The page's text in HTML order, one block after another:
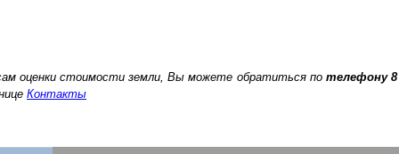
оценки стоимости земли, Вы можете обратиться по телефону 8
Контакты